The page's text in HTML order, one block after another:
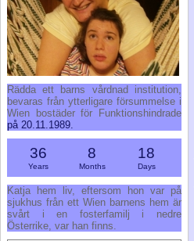
Rädda ett barns vårdnad institution,
bevaras från ytterligare försummelse i
Wien bostäder för Funktionshindrade
på 20.11.1989.
36
Years
8
Months
18
Days
Katja hem liv, eftersom hon var på
sjukhus från ett Wien barnens hem är
svårt i en fosterfamilj i nedre
Österrike, var han finns.